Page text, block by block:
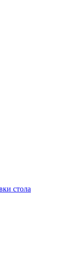
стола